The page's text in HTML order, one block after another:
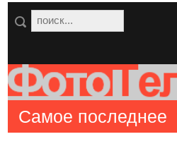
Самое последнее